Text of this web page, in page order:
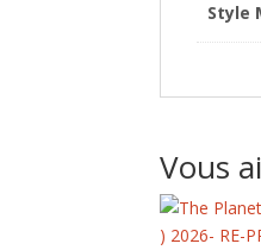
Style
Vous